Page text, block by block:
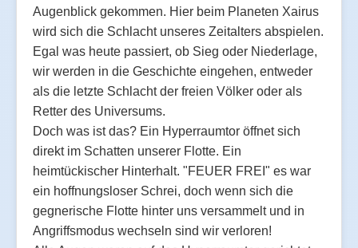
Augenblick gekommen. Hier beim Planeten Xairus
wird sich die Schlacht unseres Zeitalters abspielen.
Egal was heute passiert, ob Sieg oder Niederlage,
wir werden in die Geschichte eingehen, entweder
als die letzte Schlacht der freien Völker oder als
Retter des Universums.
Doch was ist das? Ein Hyperraumtor öffnet sich
direkt im Schatten unserer Flotte. Ein
heimtückischer Hinterhalt. "FEUER FREI" es war
ein hoffnungsloser Schrei, doch wenn sich die
gegnerische Flotte hinter uns versammelt und in
Angriffsmodus wechseln sind wir verloren!